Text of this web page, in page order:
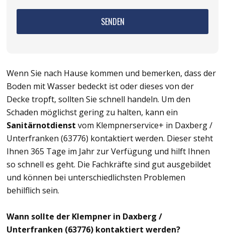
Wenn Sie nach Hause kommen und bemerken, dass der
Boden mit Wasser bedeckt ist oder dieses von der
Decke tropft, sollten Sie schnell handeln. Um den
Schaden möglichst gering zu halten, kann ein
Sanitärnotdienst vom Klempnerservice+ in Daxberg /
Unterfranken (63776) kontaktiert werden. Dieser steht
Ihnen 365 Tage im Jahr zur Verfügung und hilft Ihnen
so schnell es geht. Die Fachkräfte sind gut ausgebildet
und können bei unterschiedlichsten Problemen
behilflich sein.
Wann sollte der Klempner in Daxberg /
Unterfranken (63776) kontaktiert werden?